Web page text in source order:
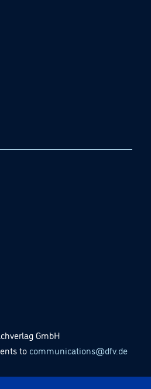
GmbH
to communications@dfv.de